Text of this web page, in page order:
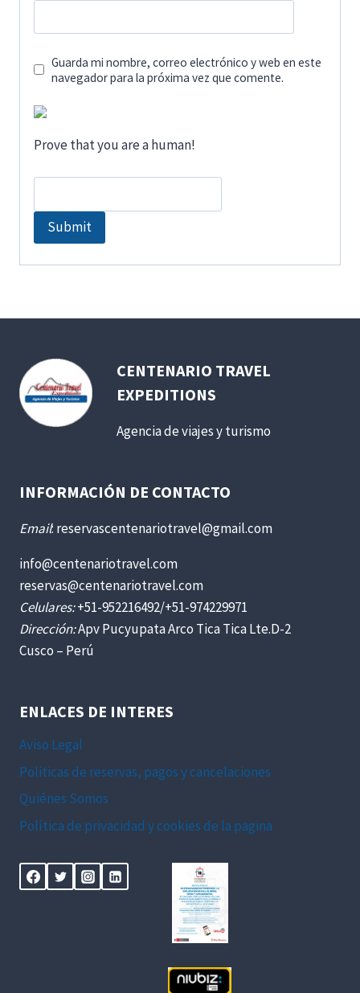
Guarda mi nombre, correo electrónico y web en este
navegador para la próxima vez que comente.
Prove that you are a human!
CENTENARIO TRAVEL
EXPEDITIONS
Agencia de viajes y turismo
INFORMACIÓN DE CONTACTO
Email: reservascentenariotravel@gmail.com
info@centenariotravel.com
reservas@centenariotravel.com
Celulares:+51-952216492/+51-974229971
Dirección:Apv Pucyupata Arco Tica Tica Lte.D-2
Cusco – Perú
ENLACES DE INTERES
Aviso Legal
Politicas de reservas, pagos y cancelaciones
Quiénes Somos
Política de privacidad y cookies de la pagina